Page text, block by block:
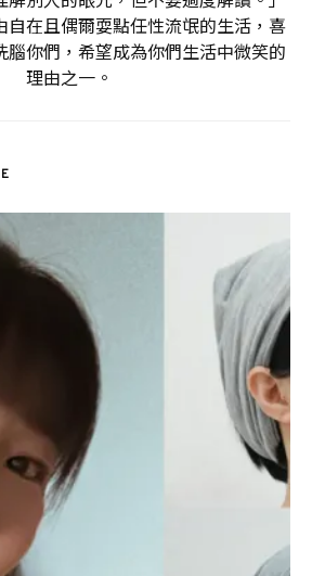
自在且偶爾耍點任性流氓的生活，喜
腦你們，希望成為你們生活中微笑的
理由之一。